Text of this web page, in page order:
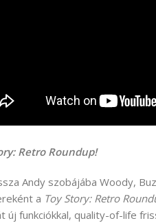
Retro Roundup!
Andy szobájába Woody,
a Toy Story: Retro
új funkciókkal, quality-of-life